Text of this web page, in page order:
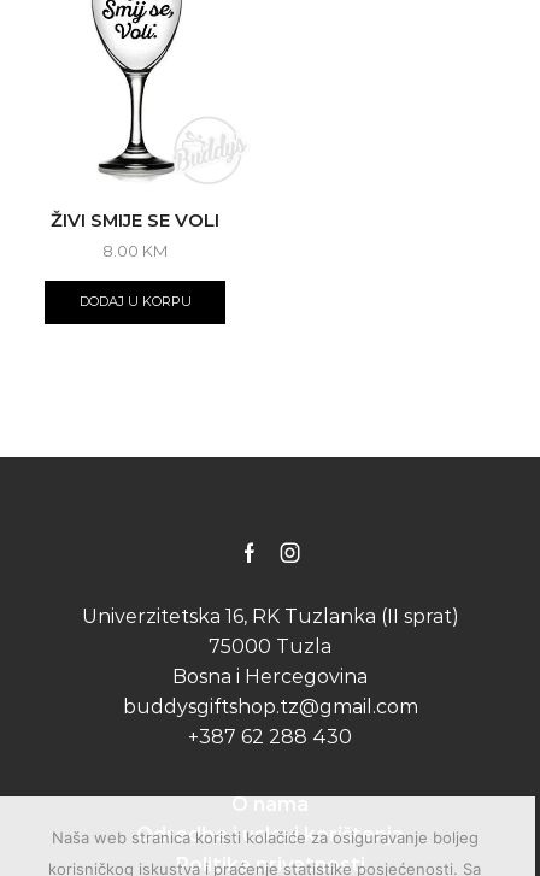
ŽIVI SMIJE SE VOLI
8.00 KM
DODAJ U KORPU
FacebookInstagram
Univerzitetska 16, RK Tuzlanka (II sprat)
75000 Tuzla
Bosna i Hercegovina
buddysgiftshop.tz@gmail.com
+387 62 288 430
Odredbe i uslovi korištenja
Politika privatnosti
Naša web stranica koristi kolačiće za osiguravanje boljeg
korisničkog iskustva i praćenje statistike posjećenosti. Sa